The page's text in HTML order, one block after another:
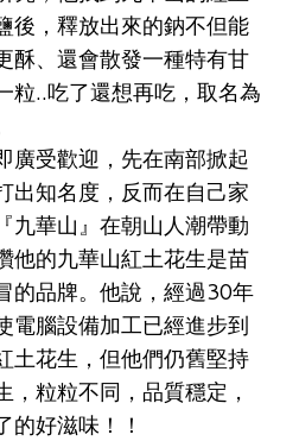
後，釋放出來的鈉不但能
酥、還會散發一種特有甘
粒..吃了還想再吃，取名為
廣受歡迎，先在南部掀起
出知名度，反而在自己家
九華山』在朝山人潮帶動
他的九華山紅土花生是苗
的品牌。他說，經過30年
電腦設備加工已經進步到
土花生，但他們仍舊堅持
，粒粒不同，品質穩定，
的好滋味！！